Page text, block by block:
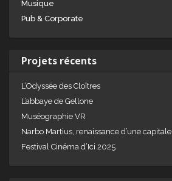
Musique
Pub & Corporate
Projets récents
L’Odyssée des Cloîtres
L’abbaye de Gellone
Muséographie VR
Narbo Martius, renaissance d’une capitale
Festival Cinéma d’Ici 2025